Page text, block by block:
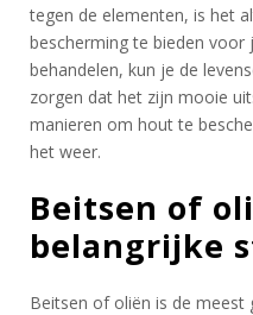
tegen de elementen, is het
bescherming te bieden
behandelen, kun je de
zorgen dat het zijn mooie
manieren om hout te
het weer.
Beitsen of
belangrijke
Beitsen of oliën is de meest